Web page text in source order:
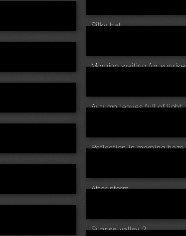
Silky hat
Morning waiting for sunrise
Autumn leaves full of light
Reflection in morning haze
After storm
Sunrise valley 2